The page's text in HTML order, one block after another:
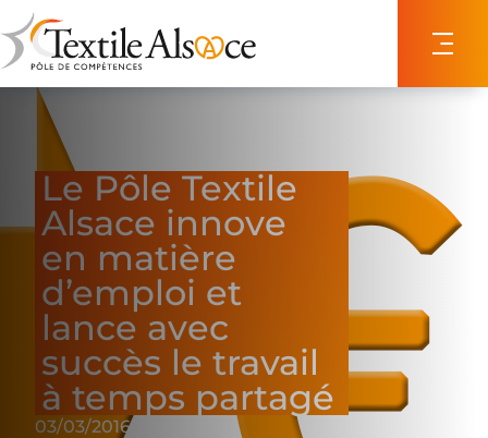
Le Pôle Textile
Alsace innove
en matière
d’emploi et
lance avec
succès le travail
à temps partagé
03/03/2016
Panneau de gestion des cookies